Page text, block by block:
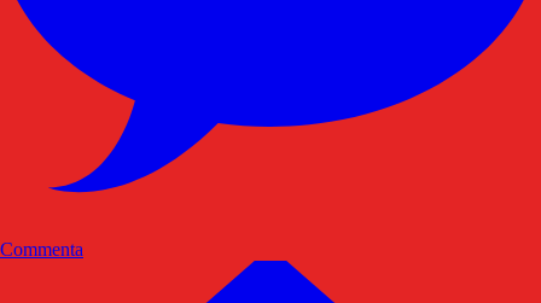
Commenta